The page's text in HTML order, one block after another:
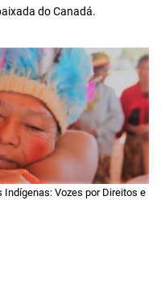
do Canadá.
Indígenas: Vozes por Direitos e